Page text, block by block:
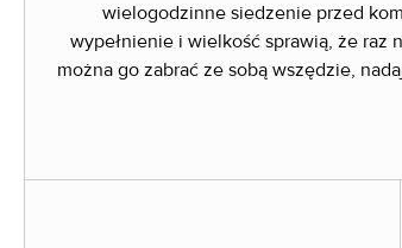
wielogodzinne siedzenie przed
wypełnienie i wielkość sprawią, że raz
można go zabrać ze sobą wszędzie,